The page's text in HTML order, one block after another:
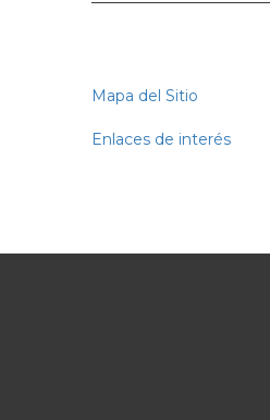
Mapa del Sitio
Enlaces de interés